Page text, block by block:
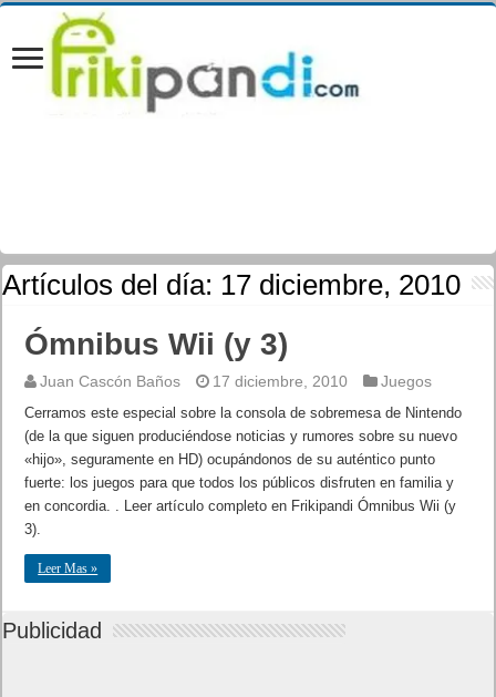
Artículos del día: 17 diciembre, 2010
Ómnibus Wii (y 3)
Juan Cascón Baños 17 diciembre, 2010 Juegos
Cerramos este especial sobre la consola de sobremesa de Nintendo
(de la que siguen produciéndose noticias y rumores sobre su nuevo
«hijo», seguramente en HD) ocupándonos de su auténtico punto
fuerte: los juegos para que todos los públicos disfruten en familia y
en concordia. . Leer artículo completo en Frikipandi Ómnibus Wii (y
3).
Leer Mas »
Publicidad